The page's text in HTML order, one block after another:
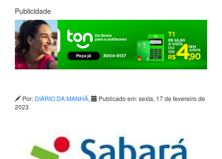
Publicidade
Por: DIÁRIO DA MANHÃ,
Publicado em: sexta, 17 de fevereiro de
2023